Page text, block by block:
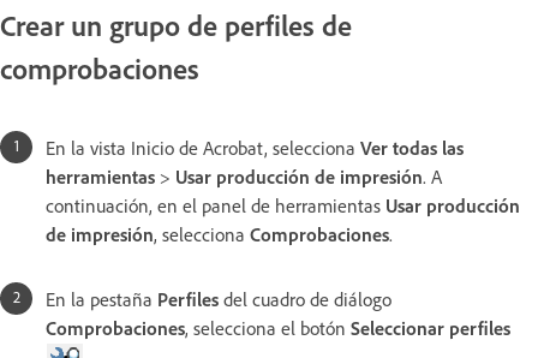
Crear un grupo de perfiles de
comprobaciones
En la vista Inicio de Acrobat, selecciona Ver todas las
herramientas > Usar producción de impresión. A
continuación, en el panel de herramientas Usar producción
de impresión, selecciona Comprobaciones.
En la pestaña Perfiles del cuadro de diálogo
Comprobaciones, selecciona el botón Seleccionar perfiles